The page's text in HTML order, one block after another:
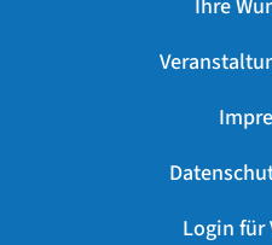
Ihre
Login für